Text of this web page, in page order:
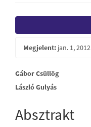
Article
Sidebar
Megjelent: jan. 1, 2012
Main
Article
Content
Gábor Csüllög
László Gulyás
Absztrakt